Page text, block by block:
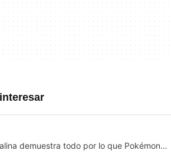
demuestra todo por lo que Pokémon
un éxito